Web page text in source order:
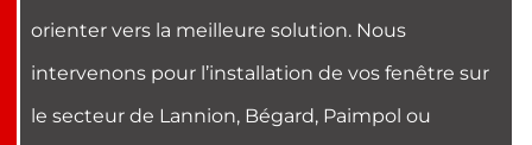
orienter vers la meilleure solution. Nous
intervenons pour l’installation de vos fenêtre sur
le secteur de Lannion, Bégard, Paimpol ou